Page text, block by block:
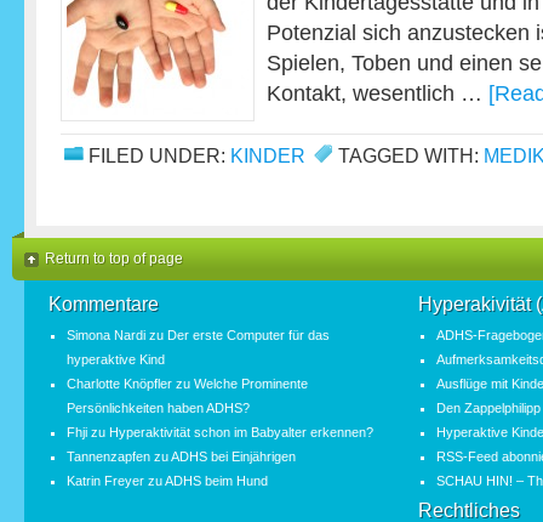
Potenzial sich anzustecken
Spielen, Toben und einen
Kontakt, wesentlich …
FILED UNDER: KINDER TAGGED WITH:
Return to top of page
Kommentare
Simona Nardi zu Der erste Computer für das
hyperaktive Kind
Charlotte Knöpfler zu Welche Prominente
Persönlichkeiten haben ADHS?
Fhji zu Hyperaktivität schon im Babyalter erkennen?
Tannenzapfen zuADHS bei Einjährigen
Katrin Freyer zuADHS beim Hund
Hyperakivität
ADHS-
Ausflüge mit
Den
Hyperaktive
RSS-Feed
SCHAU HIN! –
Rechtliches